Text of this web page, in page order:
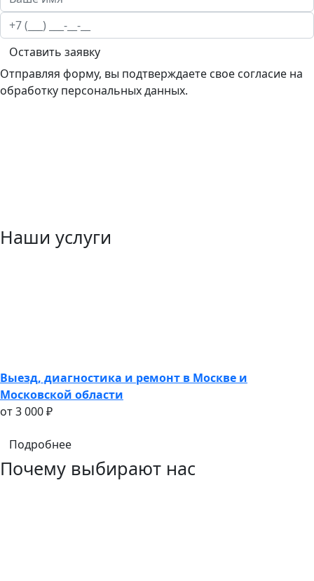
Оставить заявку
Отправляя форму, вы подтверждаете свое согласие на
обработку персональных данных.
Наши услуги
Выезд, диагностика и ремонт в Москве и
Московской области
oт 3 000 ₽
Подробнее
Почему выбирают нас